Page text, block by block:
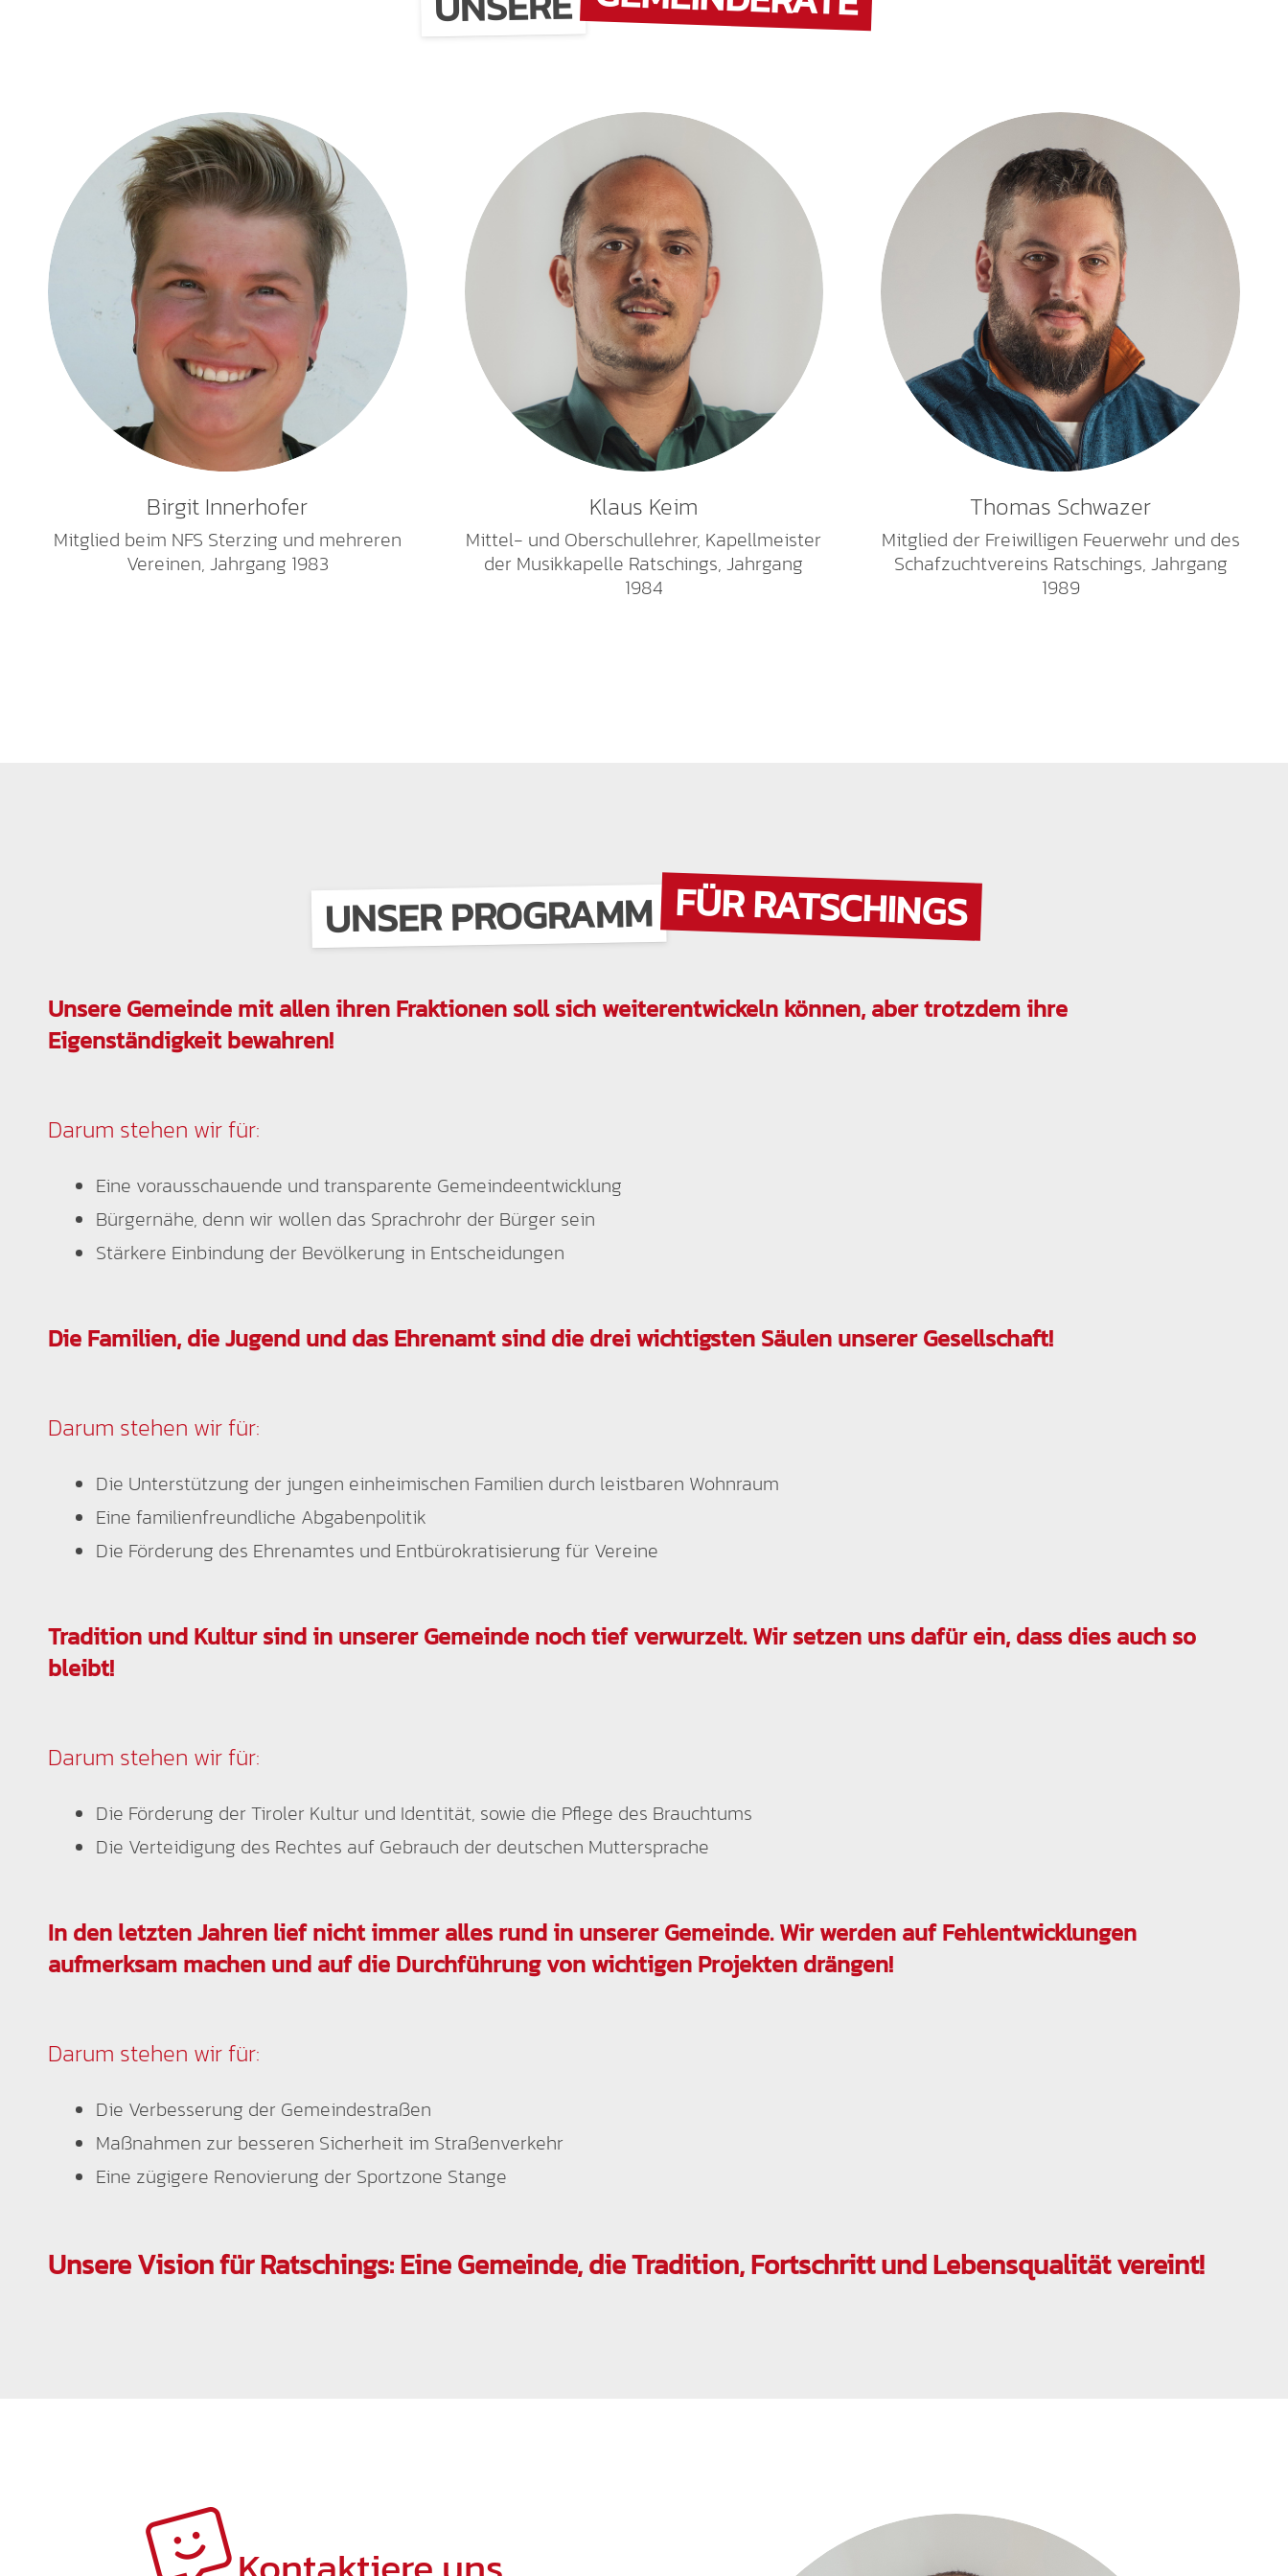
Birgit Innerhofer
Mitglied beim NFS Sterzing und mehreren
Vereinen, Jahrgang 1983
Klaus Keim
Mittel- und Oberschullehrer, Kapellmeister
der Musikkapelle Ratschings, Jahrgang
1984
Thomas Schwazer
Mitglied der Freiwilligen Feuerwehr und des
Schafzuchtvereins Ratschings, Jahrgang
1989
UNSER PROGRAMM FÜR RATSCHINGS
Unsere Gemeinde mit allen ihren Fraktionen soll sich weiterentwickeln können, aber trotzdem ihre
Eigenständigkeit bewahren!
Darum stehen wir für:
Eine vorausschauende und transparente Gemeindeentwicklung
Bürgernähe, denn wir wollen das Sprachrohr der Bürger sein
Stärkere Einbindung der Bevölkerung in Entscheidungen
Die Familien, die Jugend und das Ehrenamt sind die drei wichtigsten Säulen unserer Gesellschaft!
Darum stehen wir für:
Die Unterstützung der jungen einheimischen Familien durch leistbaren Wohnraum
Eine familienfreundliche Abgabenpolitik
Die Förderung des Ehrenamtes und Entbürokratisierung für Vereine
Tradition und Kultur sind in unserer Gemeinde noch tief verwurzelt. Wir setzen uns dafür ein, dass dies auch so
bleibt!
Darum stehen wir für:
Die Förderung der Tiroler Kultur und Identität, sowie die Pflege des Brauchtums
Die Verteidigung des Rechtes auf Gebrauch der deutschen Muttersprache
In den letzten Jahren lief nicht immer alles rund in unserer Gemeinde. Wir werden auf Fehlentwicklungen
aufmerksam machen und auf die Durchführung von wichtigen Projekten drängen!
Darum stehen wir für:
Die Verbesserung der Gemeindestraßen
Maßnahmen zur besseren Sicherheit im Straßenverkehr
Eine zügigere Renovierung der Sportzone Stange
Unsere Vision für Ratschings: Eine Gemeinde, die Tradition, Fortschritt und Lebensqualität vereint!